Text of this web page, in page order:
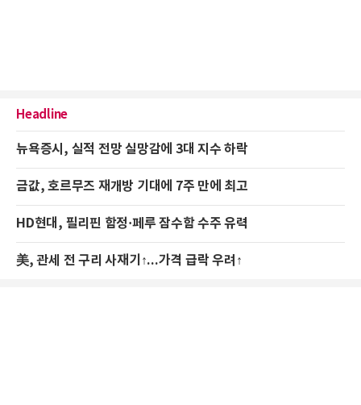
Headline
뉴욕증시, 실적 전망 실망감에 3대 지수 하락
금값, 호르무즈 재개방 기대에 7주 만에 최고
HD현대, 필리핀 함정·페루 잠수함 수주 유력
美, 관세 전 구리 사재기↑...가격 급락 우려↑